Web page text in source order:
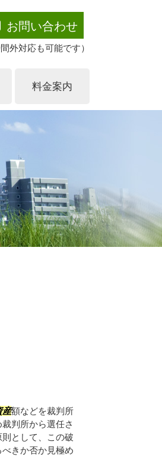
お問い合わせ
外対応も可能です）
料金案内
産額などを裁判所
判所から選任さ
として、この破
きか否か見極め